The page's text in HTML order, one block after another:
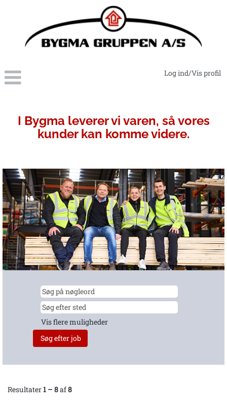
Log ind/Vis profil
I Bygma leverer vi varen, så vores
kunder kan komme videre.
Vis flere muligheder
Resultater1 – 8af8